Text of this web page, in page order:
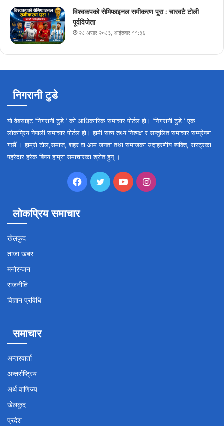
विश्वकपको सेमिफाइनल समीकरण पूरा : चारवटै टोली
पूर्वविजेता
२८ असार २०८३, आईतवार ११:३६
निगरानी टुडे
यो वेबसाइट ‘निगरानी टुडे ‘ को आधिकारिक समाचार पोर्टल हो। ‘निगरानी टुडे ‘ एक
लोकप्रिय नेपाली समाचार पोर्टल हो। हामी सत्य तथ्य निश्पक्ष र सन्तुलित समाचार सम्प्रेषण
गर्छौँ । हाम्रो टोल,समाज, शहर वा आम जनता तथा समाजका उदाहरणीय ब्यक्ति, रास्ट्रका
पहरेदार हरेक बिषय हाम्रा समाचारका श्रोत हुन् ।
Facebook
TwitterYouTubeInstagram
लोकप्रिय समाचार
खेलकुद
ताजा खबर
मनोरन्जन
राजनीति
विज्ञान प्रविधि
समाचार
अन्तरवार्ता
अन्तर्राष्ट्रिय
अर्थ वाणिज्य
खेलकुद
प्रदेश